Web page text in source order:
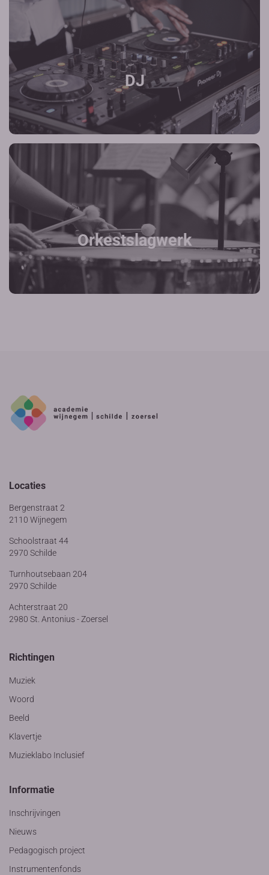
DJ
Orkestslagwerk
Locaties
Bergenstraat 2
2110 Wijnegem
Schoolstraat 44
2970 Schilde
Turnhoutsebaan 204
2970 Schilde
Achterstraat 20
2980 St. Antonius - Zoersel
Richtingen
Muziek
Woord
Beeld
Klavertje
Muzieklabo Inclusief
Informatie
Inschrijvingen
Nieuws
Pedagogisch project
Instrumentenfonds